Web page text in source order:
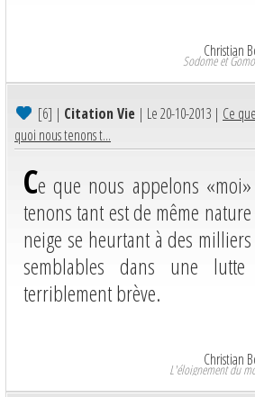
Christian
Sodome et
[6] | Citation Vie | Le 20-10-2013 | Ce
quoi nous tenons t...
Ce que nous appelons
tenons tant est de même
neige se heurtant à des
semblables dans une lutte
terriblement brève.
Christian
L'éloignement du